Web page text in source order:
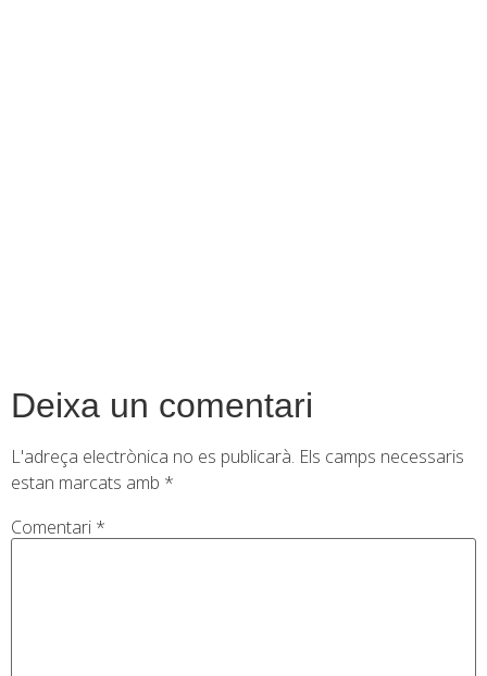
Deixa un comentari
L'adreça electrònica no es publicarà. Els camps necessaris
estan marcats amb *
Comentari *